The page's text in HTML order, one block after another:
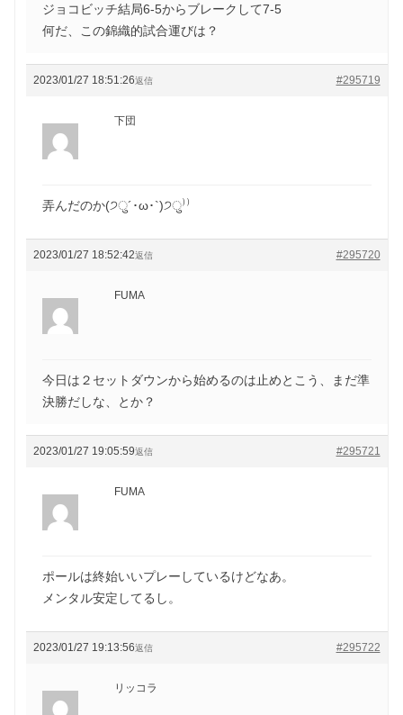
ジョコビッチ結局6-5からブレークして7-5
何だ、この錦織的試合運びは？
2023/01/27 18:51:26 #295719
返信
下団
弄んだのか(੭ु´･ω･`)੭ु⁾⁾
2023/01/27 18:52:42 #295720
返信
FUMA
今日は２セットダウンから始めるのは止めとこう、まだ準
決勝だしな、とか？
2023/01/27 19:05:59 #295721
返信
FUMA
ポールは終始いいプレーしているけどなあ。
メンタル安定してるし。
2023/01/27 19:13:56 #295722
返信
リッコラ